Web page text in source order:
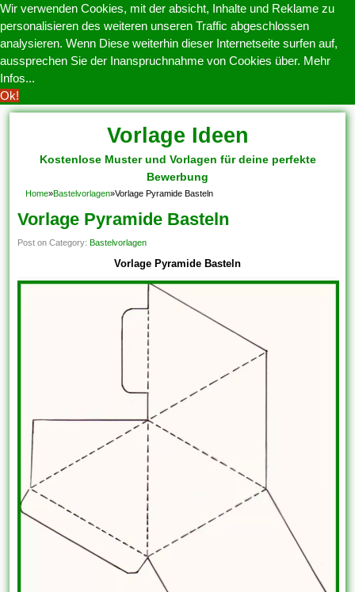
Wir verwenden Cookies, mit der absicht, Inhalte und Reklame zu
personalisieren des weiteren unseren Traffic abgeschlossen
analysieren. Wenn Diese weiterhin dieser Internetseite surfen auf,
aussprechen Sie der Inanspruchnahme von Cookies über. Mehr
Infos...
Ok!
Vorlage Ideen
Kostenlose Muster und Vorlagen für deine perfekte
Bewerbung
Home»Bastelvorlagen»Vorlage Pyramide Basteln
Vorlage Pyramide Basteln
Post on Category:Bastelvorlagen
Vorlage Pyramide Basteln